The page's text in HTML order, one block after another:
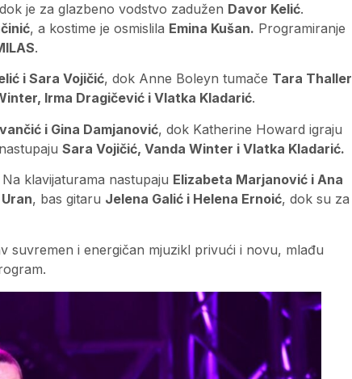
je za glazbeno vodstvo zadužen Davor Kelić.
, a kostime je osmislila Emina Kušan. Programiranje
.
i Sara Vojičić, dok Anne Boleyn tumače Tara Thaller
Irma Dragičević i Vlatka Kladarić.
i Gina Damjanović, dok Katherine Howard igraju
Sara Vojičić, Vanda Winter i Vlatka Kladarić.
klavijaturama nastupaju Elizabeta Marjanović i Ana
, bas gitaru Jelena Galić i Helena Ernoić, dok su za
suvremen i energičan mjuzikl privući i novu, mlađu